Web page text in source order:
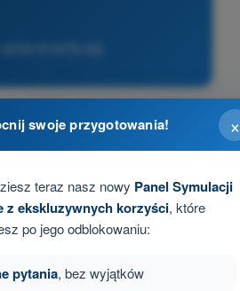
01/STS-02)
×
swoje przygotowania!
teraz nasz nowy Panel Symulacji
z ekskluzywnych korzyści, które
po jego odblokowaniu:
pytania, bez wyjątków